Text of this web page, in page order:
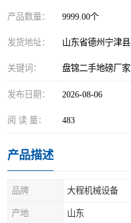
产品数量： 9999.00个
发货地址： 山东省德州宁津县
关键词： 盘锦二手地磅厂家
发布日期： 2026-08-06
阅 读 量： 483
产品描述
品牌 大程机械设备
产地 山东